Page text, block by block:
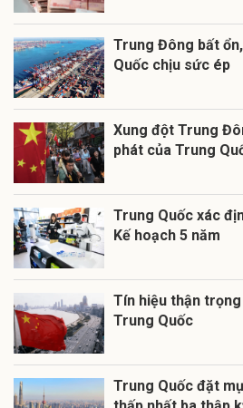
Trung Đông bất
Quốc chịu sức ép
Xung đột Trung
phát của Trung
Trung Quốc xác
Kế hoạch 5 năm
Tín hiệu thận
Trung Quốc
Trung Quốc đặt